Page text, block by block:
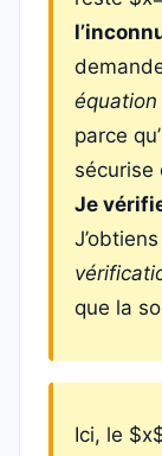
parce
sécurise
Je
que la
Ici, le